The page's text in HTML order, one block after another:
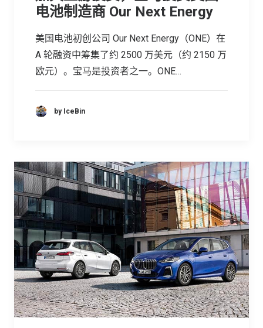
电池制造商 Our Next Energy
美国电池初创公司 Our Next Energy（ONE）在
A 轮融资中筹集了约 2500 万美元（约 2150 万
欧元）。宝马是投资者之一。ONE…
by IceBin